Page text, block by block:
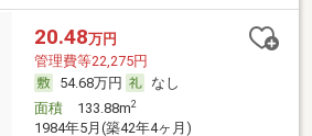
20.48万円
管理費等22,275円
54.68万円
なし
面積133.88m2
1984年5月(築42年4ヶ月)